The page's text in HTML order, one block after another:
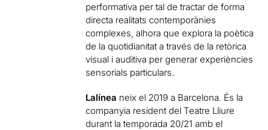
performativa per tal de tractar de forma
directa realitats contemporànies
complexes, alhora que explora la poètica
de la quotidianitat a través de la retòrica
visual i auditiva per generar experiències
sensorials particulars.
Lalínea neix el 2019 a Barcelona. És la
companyia resident del Teatre Lliure
durant la temporada 20/21 amb el